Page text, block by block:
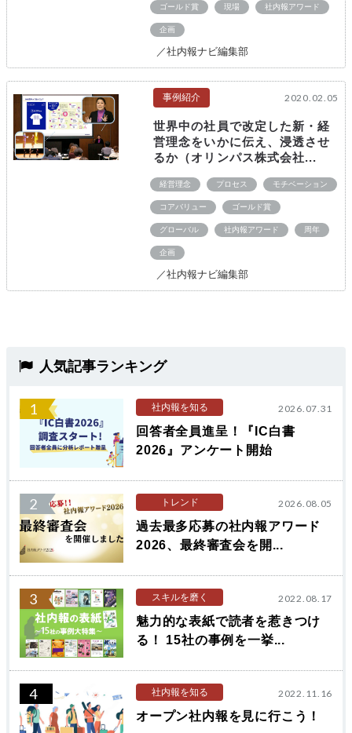
ゴールド賞 現場 社内報アワード
企画
／社内報ナビ編集部
事例紹介 2020.02.05
世界中の社員で改定した新・経
営理念をいかに伝え、浸透させ
るか（オリンパス株式会社...
経営理念 プロセス モチベーション
コアバリュー ゴールド賞
グローバル 社内報アワード 周年
企画
／社内報ナビ編集部
人気記事ランキング
1 社内報を知る 2026.07.31
回答者全員進呈！『IC白書
2026』アンケート開始
2 トレンド 2026.08.05
過去最多応募の社内報アワード
2026、最終審査会を開...
3 スキルを磨く 2022.08.17
魅力的な表紙で読者を惹きつけ
る！ 15社の事例を一挙...
4 社内報を知る 2022.11.16
オープン社内報を見に行こう！